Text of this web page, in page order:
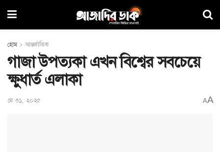
হোম আন্তর্জাতিক
গাজা উপত্যকা এখন বিশ্বের সবচেয়ে
ক্ষুধার্ত এলাকা
মে ৩১, ২০২৫ AA